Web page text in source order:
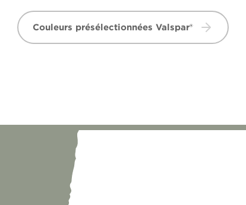
Couleurs présélectionnées Valspar®